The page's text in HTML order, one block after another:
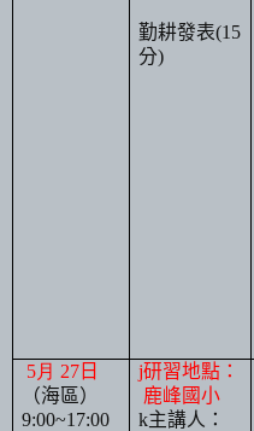
勤耕發表(15
分)
5月 27 日
（海區）
9:00~17:00
j研習地點：
鹿峰國小
k主講人：